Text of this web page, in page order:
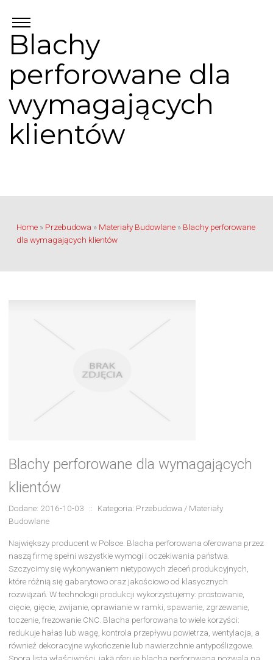
Blachy
perforowane dla
wymagających
klientów
Home » Przebudowa » Materiały Budowlane » Blachy perforowane
dla wymagających klientów
Blachy perforowane dla wymagających
klientów
Dodane: 2016-10-03 ::
Kategoria: Przebudowa / Materiały
Budowlane
Największy producent w Polsce. Blacha perforowana oferowana przez
naszą firmę spełni wszystkie wymogi i oczekiwania państwa.
Szczycimy się wykonywaniem nietypowych zleceń produkcyjnych,
które różnią się gabarytowo oraz jakościowo od klasycznych
rozwiązań. W technologii produkcji wykorzystujemy: prostowanie,
cięcie, gięcie, zwijanie, oprawianie w ramki, spawanie, zgrzewanie,
toczenie, frezowanie CNC. Blacha perforowana to wiele korzyści:
redukuje hałas lub wagę, kontrola przepływu powietrza, wentylacja, a
również dekoracyjne wykończenie lub nawierzchnie antypoślizgowe.